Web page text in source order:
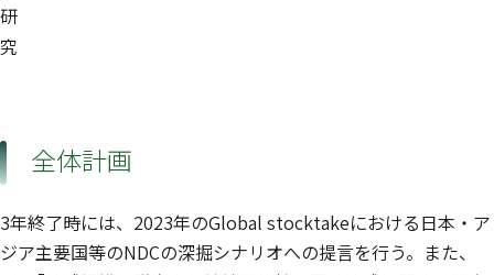
研
究
全体計画
3年終了時には、2023年のGlobal stocktakeにおける日本・ア
ジア主要国等のNDCの深掘シナリオへの提言を行う。また、